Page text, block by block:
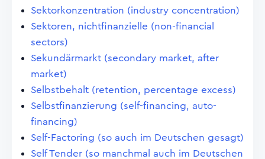
Sektorkonzentration (industry concentration)
Sektoren, nichtfinanzielle (non-financial
sectors)
Sekundärmarkt (secondary market, after
market)
Selbstbehalt (retention, percentage excess)
Selbstfinanzierung (self-financing, auto-
financing)
Self-Factoring (so auch im Deutschen gesagt)
Self Tender (so manchmal auch im Deutschen